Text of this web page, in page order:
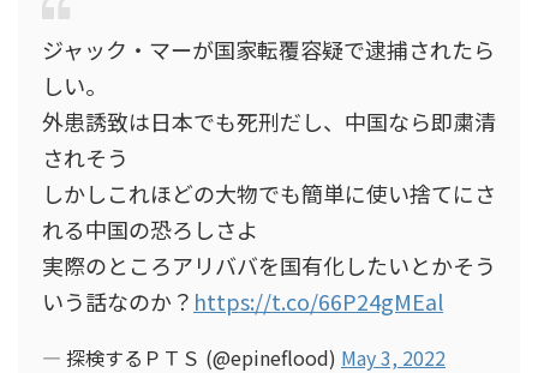
ジャック・マーが国家転覆容疑で逮捕されたら
しい。
外患誘致は日本でも死刑だし、中国なら即粛清
されそう
しかしこれほどの大物でも簡単に使い捨てにさ
れる中国の恐ろしさよ
実際のところアリババを国有化したいとかそう
いう話なのか？ https://t.co/66P24gMEal
— 探検するＰＴＳ (@epineflood) May 3, 2022